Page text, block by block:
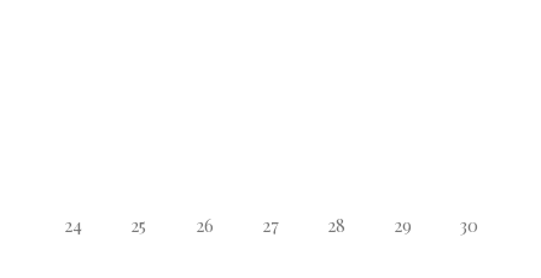
24 25 26 27 28 29 30